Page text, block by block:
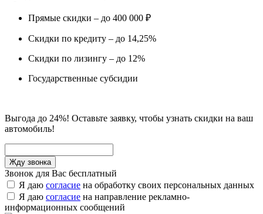
Прямые скидки – до 400 000 ₽
Скидки по кредиту – до 14,25%
Скидки по лизингу – до 12%
Государственные субсидии
Выгода до 24%! Оставьте заявку, чтобы узнать скидки на ваш
автомобиль!
Звонок для Вас бесплатный
Я даю согласие на обработку своих персональных данных
Я даю согласие на направление рекламно-
информационных сообщений